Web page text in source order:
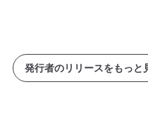
発行者のリリースをもっと